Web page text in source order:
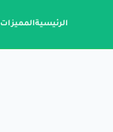
الرئيسيةالمميزات